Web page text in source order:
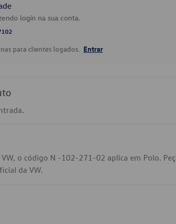
login na sua conta.
para clientes logados. Entrar
o código N -102-271-02 aplica em Polo.
da VW.